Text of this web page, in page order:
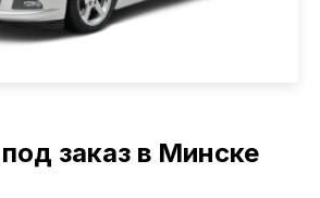
заказ в Минске